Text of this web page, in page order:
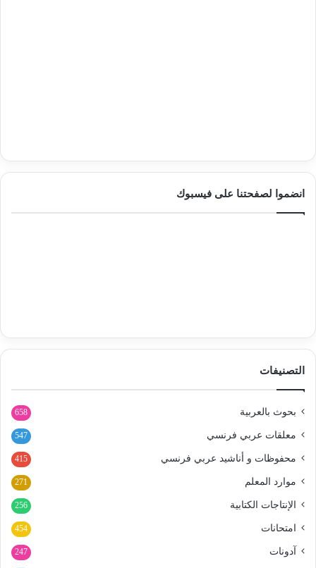
انضموا لصفحتنا على فيسبوك
التصنيفات
بحوث بالعربية 658
معلقات عربي فرنسي 547
محفوظات و أناشيد عربي فرنسي 415
موارد المعلم 271
الإنتاجات الكتابية 256
امتحانات 454
آدونات 247